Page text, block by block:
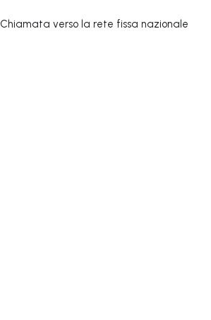
Chiamata verso la rete fissa nazionale